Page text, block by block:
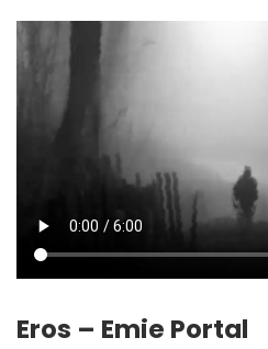
Eros – Emie Portal